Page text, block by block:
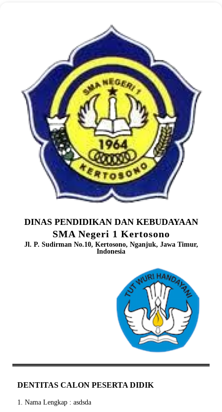
DINAS PENDIDIKAN DAN KEBUDAYAAN
SMA Negeri 1 Kertosono
Jl. P. Sudirman No.10, Kertosono, Nganjuk, Jawa Timur,
Indonesia
DENTITAS CALON PESERTA DIDIK
1. Nama Lengkap : asdsda